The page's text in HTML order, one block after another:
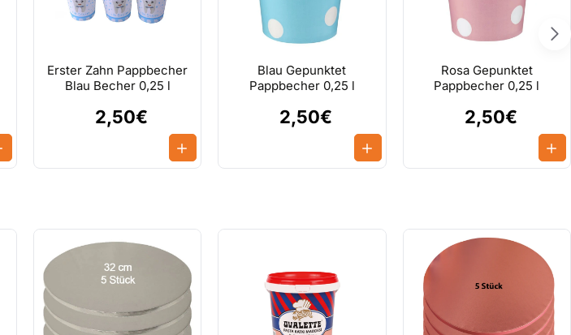
Erster Zahn Pappbecher
Blau Becher 0,25 l
2,50€
Blau Gepunktet
Pappbecher 0,25 l
2,50€
Rosa Gepunktet
Pappbecher 0,25 l
2,50€